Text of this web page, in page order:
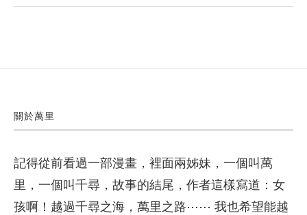
關於萬里
記得從前看過一部漫畫，裡面兩姊妹，一個叫萬
里，一個叫千尋，故事的結尾，作者這樣寫道：女
孩啊！越過千尋之海，萬里之路⋯⋯ 我也希望能越